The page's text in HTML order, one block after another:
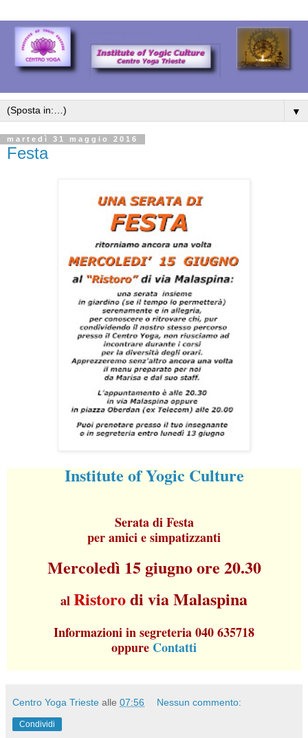
▼
martedì 31 maggio 2016
Festa
Institute of Yogic Culture
Serata di Festa
per amici e simpatizzanti
Mercoledì 15 giugno ore 20.30
alRistorodi via Malaspina
Informazioni in segreteria 040 635718
oppure Contatti
Centro Yoga Trieste alle 07:56 Nessun commento:
Condividi